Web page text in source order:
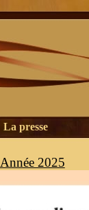
Année 2025
La presse